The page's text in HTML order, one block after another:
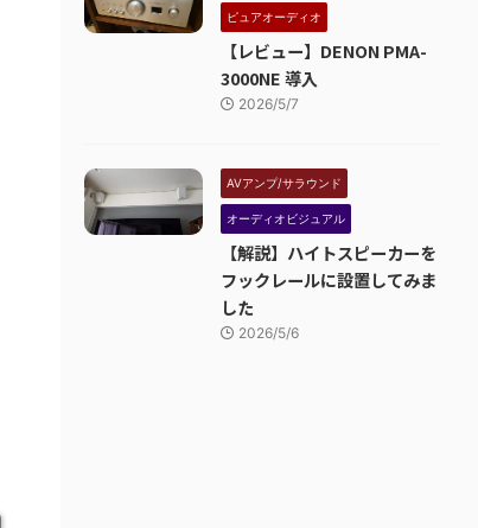
ピュアオーディオ
【レビュー】DENON PMA-
3000NE 導入
2026/5/7
AVアンプ/サラウンド
オーディオビジュアル
【解説】ハイトスピーカーを
フックレールに設置してみま
した
2026/5/6